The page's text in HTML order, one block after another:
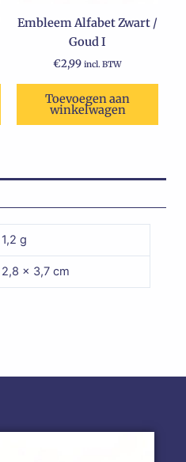
Embleem Alfabet Zwart /
Goud I
€2,99 incl. BTW
Toevoegen aan
winkelwagen
1,2 g
2,8 × 3,7 cm